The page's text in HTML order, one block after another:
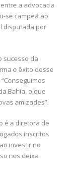
a advocacia
se campeã ao
disputada por
sucesso da
o êxito desse
Bahia, o que
amizades”.
é a diretora de
inscritos
investir no
nos deixa